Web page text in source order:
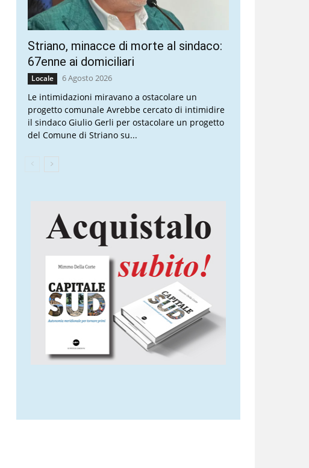
Striano, minacce di morte al sindaco:
67enne ai domiciliari
Locale 6 Agosto 2026
Le intimidazioni miravano a ostacolare un
progetto comunale Avrebbe cercato di intimidire
il sindaco Giulio Gerli per ostacolare un progetto
del Comune di Striano su...